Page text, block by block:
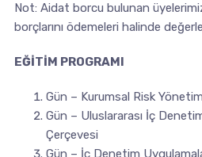
Not: Aidat borcu bulunan
borçlarını ödemeleri halinde
EĞİTİM PROGRAMI
Gün – Kurumsal Risk
Gün – Uluslararası İç
Çerçevesi
Gün – İç Denetim